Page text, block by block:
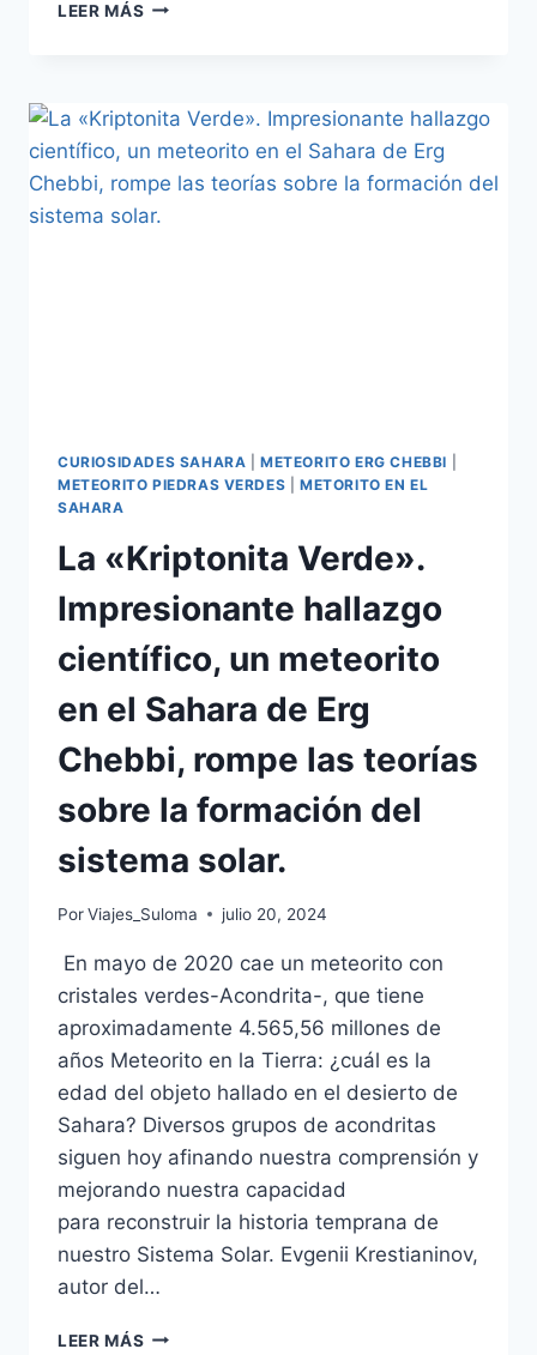
LEER MÁS
CURIOSIDADES SAHARA |METEORITO ERG CHEBBI
METEORITO PIEDRAS VERDES |METORITO EN EL
SAHARA
La «Kriptonita Verde».
Impresionante hallazgo
científico, un meteorito
en el Sahara de Erg
Chebbi, rompe las teorías
sobre la formación del
sistema solar.
PorViajes_Suloma julio 20, 2024
En mayo de 2020 cae un meteorito con
cristales verdes-Acondrita-, que tiene
aproximadamente 4.565,56 millones de
años Meteorito en la Tierra: ¿cuál es la
edad del objeto hallado en el desierto de
Sahara? Diversos grupos de acondritas
siguen hoy afinando nuestra comprensión y
mejorando nuestra capacidad
para reconstruir la historia temprana de
nuestro Sistema Solar. Evgenii Krestianinov,
autor del…
LEER MÁS